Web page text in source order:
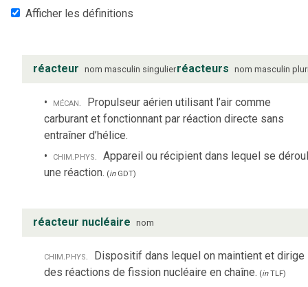
Afficher les définitions
réacteur nom masculin singulierréacteurs nom masculin
mécan. Propulseur aérien utilisant l’air comme
carburant et fonctionnant par réaction directe sans
entraîner d’hélice.
chim.phys. Appareil ou récipient dans lequel se
une réaction. (inGDT)
réacteur nucléaire nom
chim.phys. Dispositif dans lequel on maintient et dirige
des réactions de fission nucléaire en chaîne. (inTLF)